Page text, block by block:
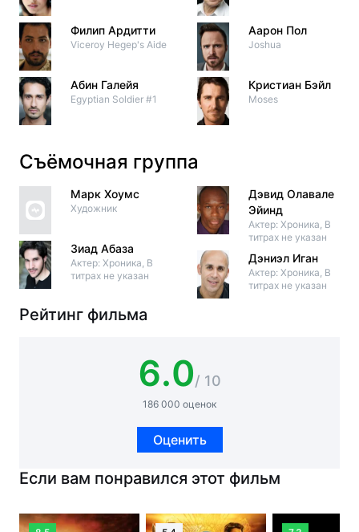
Филип Ардитти
Viceroy Hegep's Aide
Абин Галейя
Egyptian Soldier #1
Аарон Пол
Joshua
Кристиан Бэйл
Moses
Съёмочная группа
Марк Хоумс
Художник
Зиад Абаза
Актер: Хроника, В
титрах не указан
Дэвид Олавале
Эйинд
Актер: Хроника, В
титрах не указан
Дэниэл Иган
Актер: Хроника, В
титрах не указан
Рейтинг фильма
6.0/ 10
186 000 оценок
Оценить
Если вам понравился этот фильм